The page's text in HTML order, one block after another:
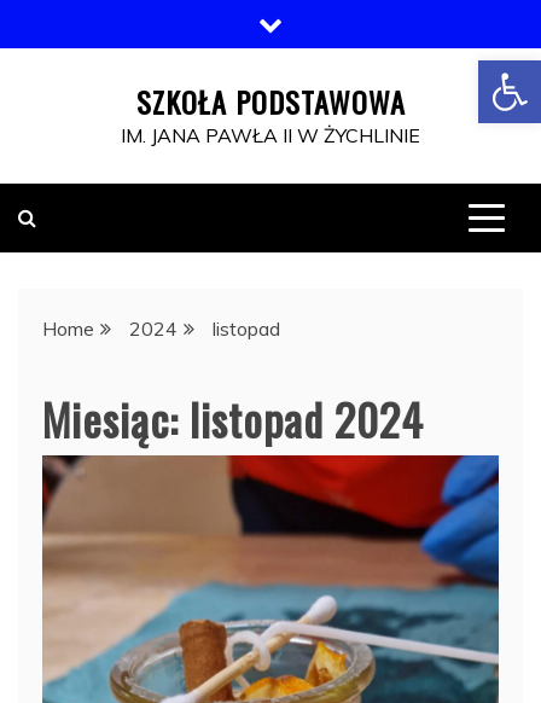
Otwórz pasek narzędzi
to
SZKOŁA PODSTAWOWA
IM. JANA PAWŁA II W ŻYCHLINIE
Home 2024 listopad
Miesiąc: listopad 2024